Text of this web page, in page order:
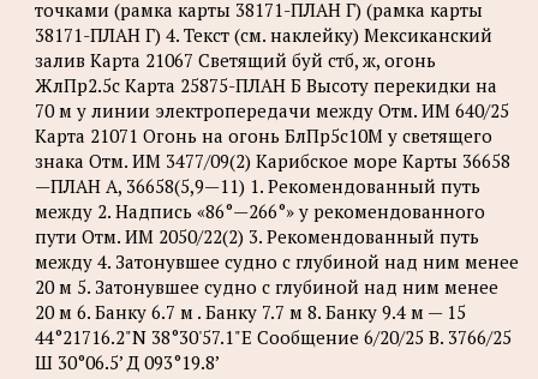
точками (рамка карты 38171-ПЛАН Г) (рамка карты
38171-ПЛАН Г) 4. Текст (см. наклейку) Мексиканский
залив Карта 21067 Светящий буй стб, ж, огонь
ЖлПр2.5с Карта 25875-ПЛАН Б Высоту перекидки на
70 м у линии электропередачи между Отм. ИМ 640/25
Карта 21071 Огонь на огонь БлПр5с10М у светящего
знака Отм. ИМ 3477/09(2) Карибское море Карты 36658
—ПЛАН А, 36658(5,9—11) 1. Рекомендованный путь
между 2. Надпись «86°—266°» у рекомендованного
пути Отм. ИМ 2050/22(2) 3. Рекомендованный путь
между 4. Затонувшее судно с глубиной над ним менее
20 м 5. Затонувшее судно с глубиной над ним менее
20 м 6. Банку 6.7 м . Банку 7.7 м 8. Банку 9.4 м — 15
44°21716.2"N 38°30'57.1"Е Сообщение 6/20/25 B. 3766/25
Ш 30°06.5’ Д 093°19.8’